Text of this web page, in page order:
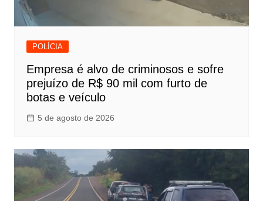
POLÍCIA
Empresa é alvo de criminosos e sofre
prejuízo de R$ 90 mil com furto de
botas e veículo
5 de agosto de 2026